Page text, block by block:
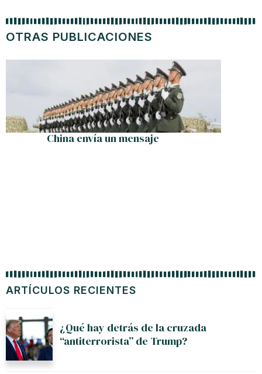
ARTÍCULOS RECIENTES
¿Qué hay detrás de la cruzada
“antiterrorista” de Trump?
OTRAS PUBLICACIONES
China envía un mensaje